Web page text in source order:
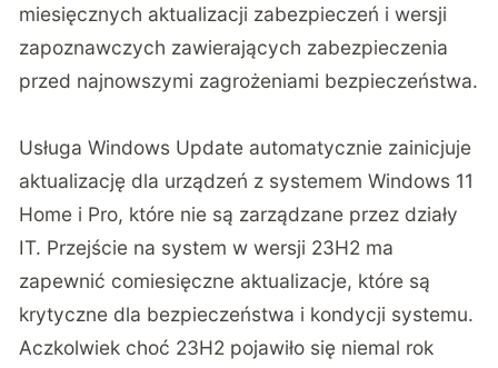
miesięcznych aktualizacji zabezpieczeń i wersji
zapoznawczych zawierających zabezpieczenia
przed najnowszymi zagrożeniami bezpieczeństwa.
Usługa Windows Update automatycznie zainicjuje
aktualizację dla urządzeń z systemem Windows 11
Home i Pro, które nie są zarządzane przez działy
IT. Przejście na system w wersji 23H2 ma
zapewnić comiesięczne aktualizacje, które są
krytyczne dla bezpieczeństwa i kondycji systemu.
Aczkolwiek choć 23H2 pojawiło się niemal rok